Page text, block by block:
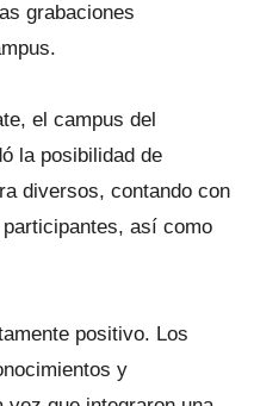
grabaciones
el campus del
la posibilidad de
diversos, contando con
así como
positivo. Los
y